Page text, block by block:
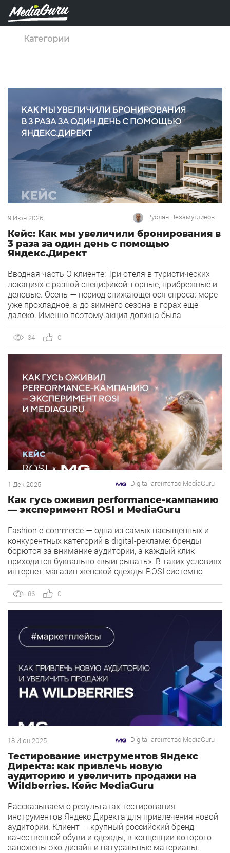
Категории
9 Июн 2026 Руслан Незамутдинов
Кейс: Как мы увеличили бронирования в
3 раза за один день с помощью
Яндекс.Директ
Вводная часть О клиенте: Три отеля в туристических
локациях с разной спецификой: горные, прибрежные и
деловые. Осень — период снижающегося спроса: море
уже прохладное, а до зимнего сезона в горах еще
далеко. Именно поэтому акция должна была
Задача: Запустить кампанию на ограниченное
спецпредложение — скидка 30% на бронирования
только 27 […]
34 0
1 Дек 2025 Digital-агентство MediaGuru
Как гусь оживил performance-кампанию
— эксперимент ROSI и MediaGuru
Fashion e-commerce — одна из самых насыщенных и
конкурентных категорий в digital-рекламе: бренды
борются за внимание аудитории, а каждый клик
приходится буквально «выигрывать». В таких условиях
интернет-магазин женской одежды ROSI системно
канал для привлечения покупателей и поддержания
устойчивых продаж. Реклама работала стабильно: CPC
и CTR был на уровне рынка. Однако команда […]
86 0
18 Июн 2025 Digital-агентство MediaGuru
Тестирование инструментов Яндекс
Директа: как привлечь новую
аудиторию и увеличить продажи на
Wildberries. Кейс MediaGuru
Рассказываем о результатах тестирования
инструментов Яндекс Директа для привлечения новой
аудитории. Клиент — крупный российский бренд
качественной обуви и одежды, в концепции которого
заложены эко-дизайн и натуральные материалы.